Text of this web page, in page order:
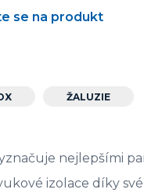
se na produkt
ŽALUZIE
nejlepšími
izolace díky